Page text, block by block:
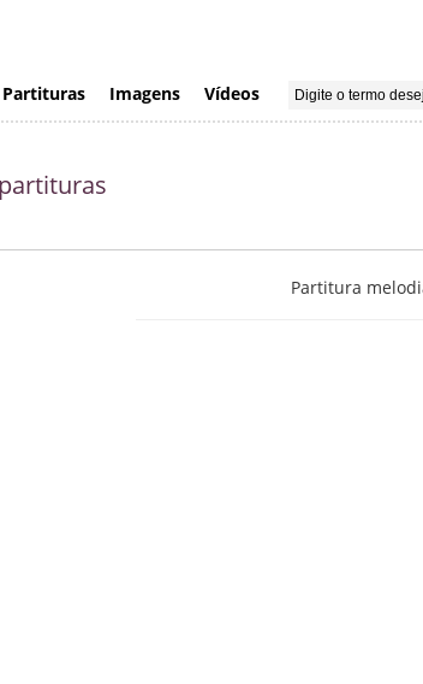
Partituras Imagens Vídeos
Partitura